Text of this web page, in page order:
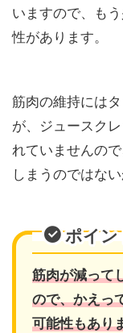
いますので、も
性があります。
筋肉の維持には
が、ジュースク
れていませんの
しまうのではな
ポイン
筋肉が減って
ので、かえっ
可能性もあり